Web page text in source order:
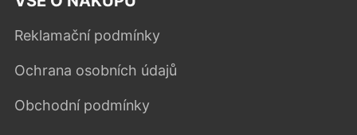
Reklamační podmínky
Ochrana osobních údajů
Obchodní podmínky